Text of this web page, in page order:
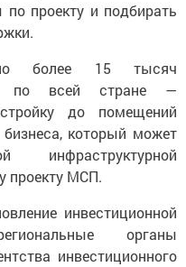
по проекту и подбирать
более 15 тысяч
по всей стране —
до помещений
который может
инфраструктурной
проекту МСП.
инвестиционной
органы
инвестиционного